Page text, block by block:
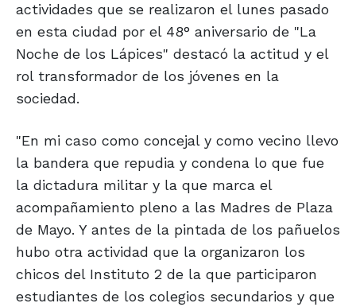
actividades que se realizaron el lunes pasado
en esta ciudad por el 48° aniversario de "La
Noche de los Lápices" destacó la actitud y el
rol transformador de los jóvenes en la
sociedad.
"En mi caso como concejal y como vecino llevo
la bandera que repudia y condena lo que fue
la dictadura militar y la que marca el
acompañamiento pleno a las Madres de Plaza
de Mayo. Y antes de la pintada de los pañuelos
hubo otra actividad que la organizaron los
chicos del Instituto 2 de la que participaron
estudiantes de los colegios secundarios y que